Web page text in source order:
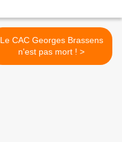
Le CAC Georges Brassens
n'est pas mort ! >